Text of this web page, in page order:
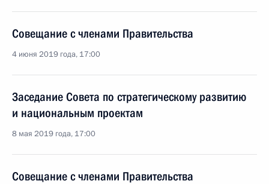
Совещание с членами Правительства
4 июня 2019 года, 17:00
Заседание Совета по стратегическому развитию
и национальным проектам
8 мая 2019 года, 17:00
Совещание с членами Правительства